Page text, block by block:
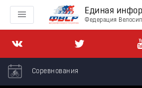
Единая
Федерация
Соревнования